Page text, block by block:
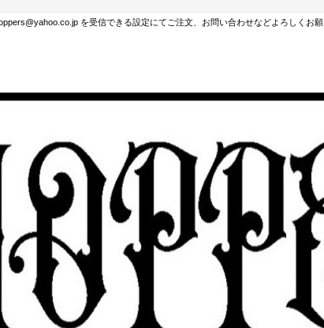
を受信できる設定にてご注文、お問い合わせなどよろしくお願